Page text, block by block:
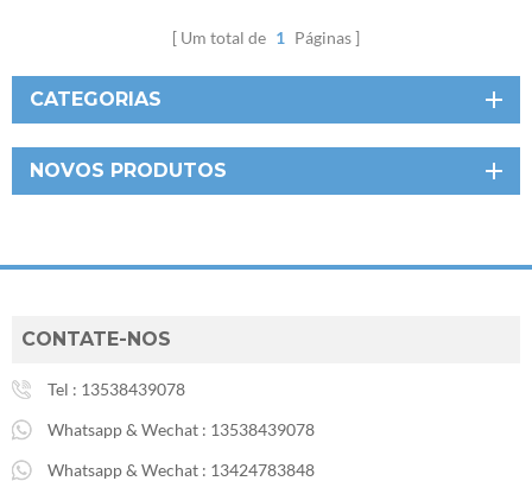
Um total de 1 Páginas
CATEGORIAS
NOVOS PRODUTOS
CONTATE-NOS
Tel : 13538439078
Whatsapp & Wechat : 13538439078
Whatsapp & Wechat : 13424783848